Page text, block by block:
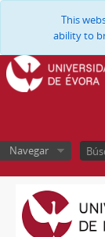
This
ability to
Navegar